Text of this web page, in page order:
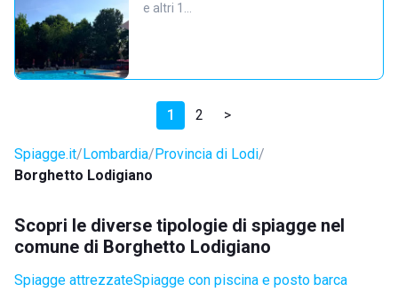
e altri 1…
1 2 >
Spiagge.it Lombardia Provincia di Lodi
Borghetto Lodigiano
Scopri le diverse tipologie di spiagge nel
comune di Borghetto Lodigiano
Spiagge attrezzateSpiagge con piscina e posto barca